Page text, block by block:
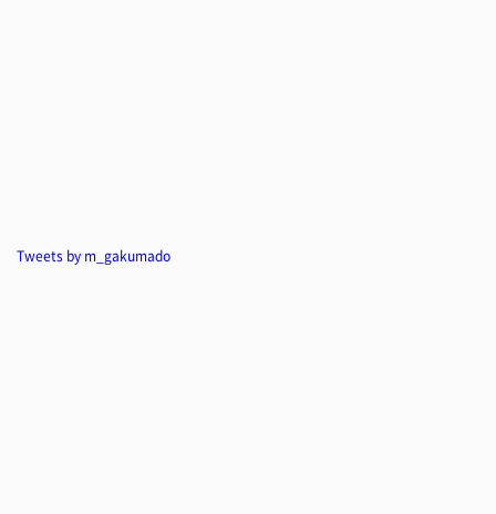
Tweets by m_gakumado